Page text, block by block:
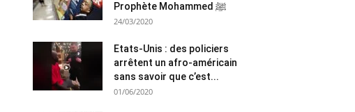
Prophète Mohammed ﷺ
24/03/2020
Etats-Unis : des policiers
arrêtent un afro-américain
sans savoir que c’est...
01/06/2020